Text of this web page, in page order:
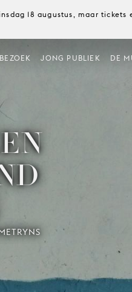
18 augustus, maar tickets
JONG PUBLIEK DE